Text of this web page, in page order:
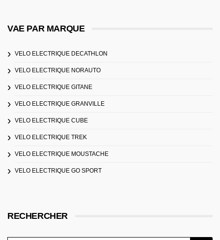
VAE PAR MARQUE
VELO ELECTRIQUE DECATHLON
VELO ELECTRIQUE NORAUTO
VELO ELECTRIQUE GITANE
VELO ELECTRIQUE GRANVILLE
VELO ELECTRIQUE CUBE
VELO ELECTRIQUE TREK
VELO ELECTRIQUE MOUSTACHE
VELO ELECTRIQUE GO SPORT
RECHERCHER